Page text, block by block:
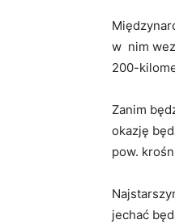
w nim
200-
Zanim
okazję
pow.
jechać